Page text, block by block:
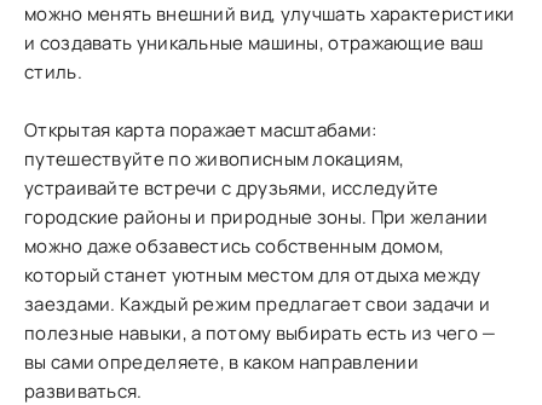
можно менять внешний вид, улучшать характеристики
и создавать уникальные машины, отражающие ваш
стиль.
Открытая карта поражает масштабами:
путешествуйте по живописным локациям,
устраивайте встречи с друзьями, исследуйте
городские районы и природные зоны. При желании
можно даже обзавестись собственным домом,
который станет уютным местом для отдыха между
заездами. Каждый режим предлагает свои задачи и
полезные навыки, а потому выбирать есть из чего —
вы сами определяете, в каком направлении
развиваться.